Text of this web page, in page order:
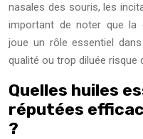
nasales des souris, les
important de noter que la
joue un rôle essentiel
qualité ou trop diluée risque
Quelles huiles
réputées
?